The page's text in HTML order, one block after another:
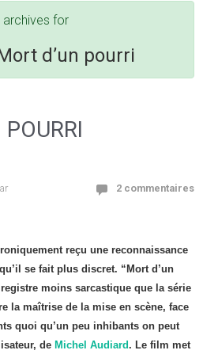
archives for
d’un pourri
POURRI
2 commentaires
reçu une reconnaissance
se fait plus discret. “Mort d’un
moins sarcastique que la série
la maîtrise de la mise en scène, face
quoi qu’un peu inhibants on peut
de Michel Audiard. Le film met